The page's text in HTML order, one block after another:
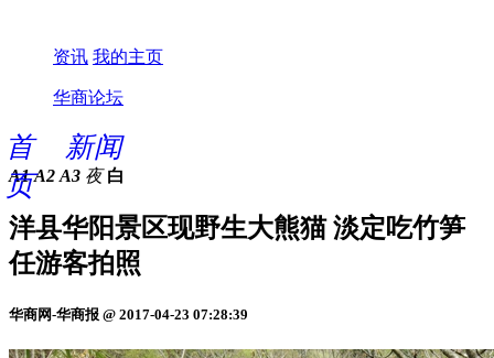
资讯 我的主页
华商论坛
首
页
新闻
A1 A2 A3 夜 白
洋县华阳景区现野生大熊猫 淡定吃竹笋
任游客拍照
华商网-华商报 @ 2017-04-23 07:28:39